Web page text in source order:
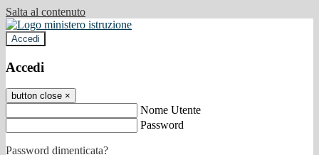
Salta al contenuto
Accedi
Accedi
button close ×
Nome Utente
Password
Password dimenticata?